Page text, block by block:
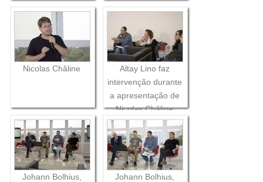
Nicolas Châline
Altay Lino faz
intervenção durante
a apresentação de
Nicolas Châline
Johann Bolhius,
Johann Bolhius,